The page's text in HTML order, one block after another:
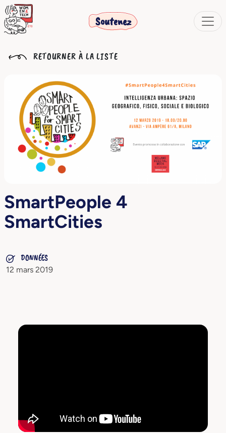
Soutenez
RETOURNER À LA LISTE
SmartPeople 4
SmartCities
DONNÉES
12 mars 2019